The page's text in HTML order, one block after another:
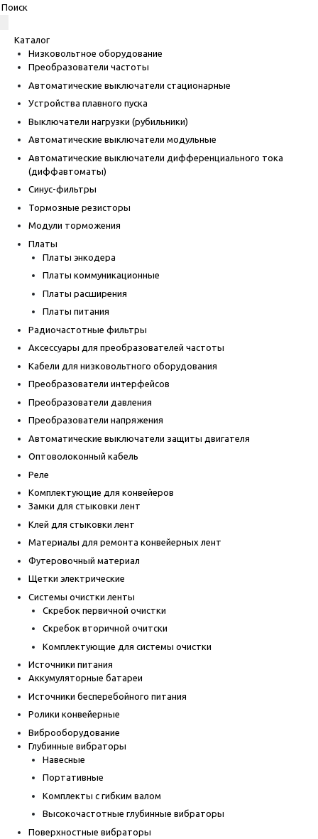
Каталог
Низковольтное оборудование
Преобразователи частоты
Автоматические выключатели стационарные
Устройства плавного пуска
Выключатели нагрузки (рубильники)
Автоматические выключатели модульные
Автоматические выключатели дифференциального тока
(диффавтоматы)
Синус-фильтры
Тормозные резисторы
Модули торможения
Платы
Платы энкодера
Платы коммуникационные
Платы расширения
Платы питания
Радиочастотные фильтры
Аксессуары для преобразователей частоты
Кабели для низковольтного оборудования
Преобразователи интерфейсов
Преобразователи давления
Преобразователи напряжения
Автоматические выключатели защиты двигателя
Оптоволоконный кабель
Реле
Комплектующие для конвейеров
Замки для стыковки лент
Клей для стыковки лент
Материалы для ремонта конвейерных лент
Футеровочный материал
Щетки электрические
Системы очистки ленты
Скребок первичной очистки
Скребок вторичной очитски
Комплектующие для системы очистки
Источники питания
Аккумуляторные батареи
Источники бесперебойного питания
Ролики конвейерные
Виброоборудование
Глубинные вибраторы
Навесные
Портативные
Комплекты с гибким валом
Высокочастотные глубинные вибраторы
Поверхностные вибраторы